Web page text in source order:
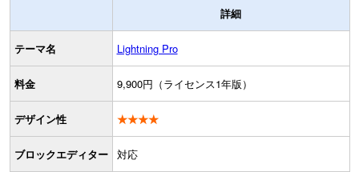
詳細
テーマ名 Lightning Pro
料金 9,900円（ライセンス1年版）
デザイン性 ★★★★
ブロックエディター 対応